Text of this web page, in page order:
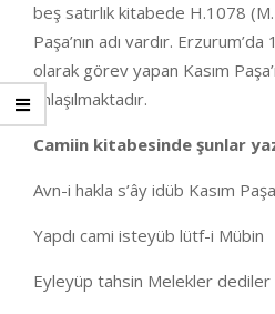
beş satırlık kitabede H.1078
Paşa’nın adı vardır.
olarak görev yapan Kasım
anlaşılmaktadır.
Camiin kitabesinde şunlar
Avn-i hakla s’ây idüb Kasım Paşa
Yapdı cami isteyüb lütf-i Mübin
Eyleyüp tahsin Melekler dediler